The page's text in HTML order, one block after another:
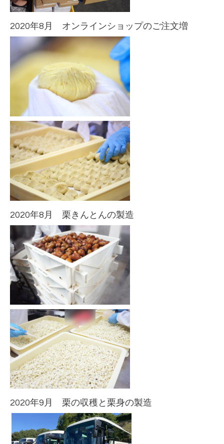
2020年8月 オンラインショップのご注文増
2020年8月 栗きんとんの製造
2020年9月 栗の収穫と栗身の製造